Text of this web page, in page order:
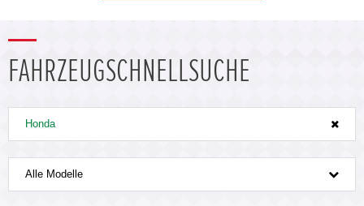
FAHRZEUGSCHNELLSUCHE
Honda
Alle Modelle